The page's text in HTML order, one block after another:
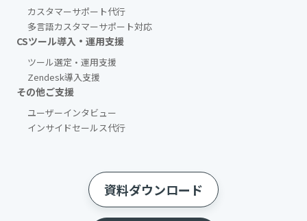
カスタマーサポート代行
多言語カスタマーサポート対応
CSツール導入・運用支援
ツール選定・運用支援
Zendesk導入支援
その他ご支援​
ユーザーインタビュー
インサイドセールス代行
資料ダウンロード